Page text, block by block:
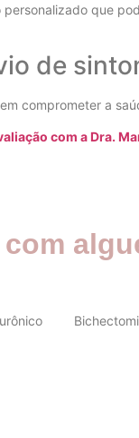
que
de
comprometer a
com a Dra.